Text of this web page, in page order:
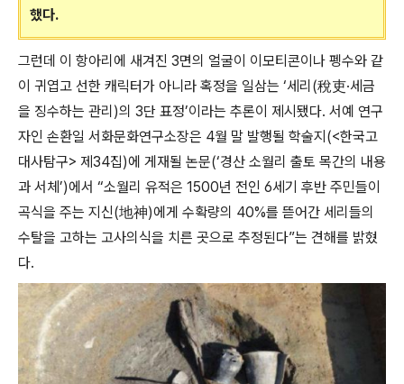
했다.
그런데 이 항아리에 새겨진 3면의 얼굴이 이모티콘이나 펭수와 같
이 귀엽고 선한 캐릭터가 아니라 혹정을 일삼는 ‘세리(稅吏·세금
을 징수하는 관리)의 3단 표정’이라는 추론이 제시됐다. 서예 연구
자인 손환일 서화문화연구소장은 4월 말 발행될 학술지(<한국고
대사탐구> 제34집)에 게재될 논문(‘경산 소월리 출토 목간의 내용
과 서체’)에서 “소월리 유적은 1500년 전인 6세기 후반 주민들이
곡식을 주는 지신(地神)에게 수확량의 40%를 뜯어간 세리들의
수탈을 고하는 고사의식을 치른 곳으로 추정된다”는 견해를 밝혔
다.